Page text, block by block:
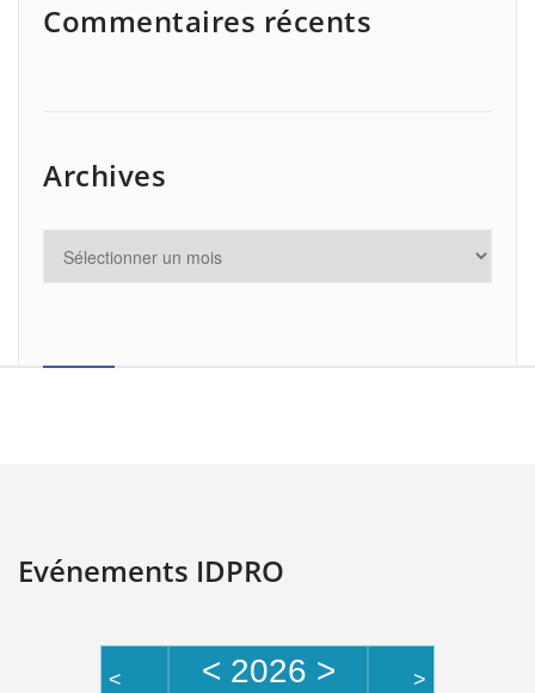
Commentaires récents
Archives
Evénements IDPRO
< < 2026 > >